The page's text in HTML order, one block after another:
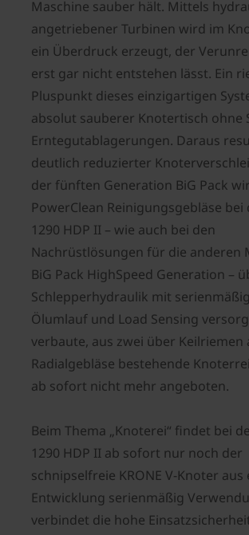
Maschine sauber hält. Mittels
angetriebener Turbinen wird im
ein Überdruck erzeugt, der
erst gar nicht entstehen lässt. Ein
Pluspunkt dieses einzigartigen
absolut sauberer Knotertisch ohne
Erntegutablagerungen. Daraus
deutlich reduzierter
der fünften Generation BiG Pack
PowerClean Reinigungsgebläse bei
1290 HDP II – wie auch bei den
Nachrüstlösungen für die anderen
BiG Pack HighSpeed Generation –
Schlepperhydraulik mit
Ölumlauf und Load Sensing
verbaute, aus zwei über Keilriemen
Radialgebläse bestehende
ab sofort nicht mehr angeboten.
Beim Thema „Knoterei“ findet bei
1290 HDP II ab sofort nur noch der
schnipselfreie KRONE V-Knoter aus
Entwicklung serienmäßig
verbindet die hohe